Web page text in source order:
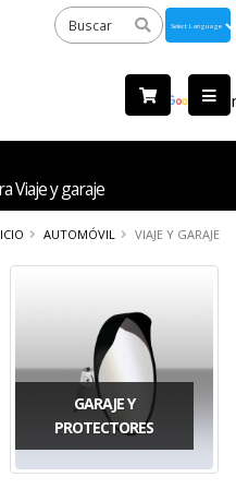
by
Viaje y garaje
AUTOMÓVIL VIAJE Y GARAJE
GARAJE Y
PROTECTORES